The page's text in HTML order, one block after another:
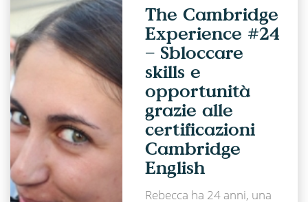
The Cambridge
Experience #24
– Sbloccare
skills e
opportunità
grazie alle
certificazioni
Cambridge
English
Rebecca ha 24 anni, una